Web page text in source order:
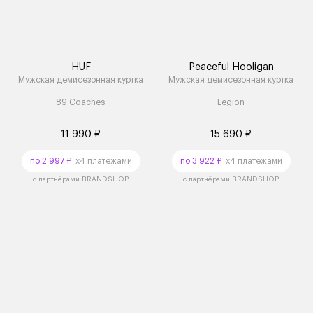
HUF
Мужская демисезонная куртка
89 Coaches
11 990 ₽
по 2 997 ₽x4 платежами
с партнёрами BRANDSHOP
Peaceful Hooligan
Мужская демисезонная куртка
Legion
15 690 ₽
по 3 922 ₽x4 платежами
с партнёрами BRANDSHOP